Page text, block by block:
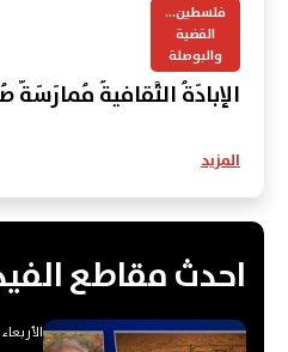
فلسطين...
القضية
والبوصلة
الإبادَةُ الثَّقافيةُ مُمارَسَةٌ
المزيد
احدث مقاطع
الأربعاء 5 آب 2026